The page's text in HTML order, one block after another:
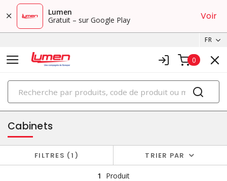
Lumen
Gratuit – sur Google Play
Voir
FR
0
PRODUITS
boîtiers et cabinets
Cabinets
FILTRES 1 TRIER PAR
1 Produit